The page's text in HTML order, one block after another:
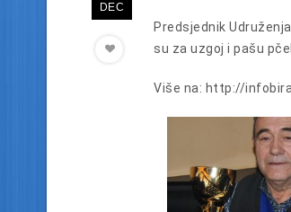
DEC
Predsjednik
su za uzgoj i pašu
Više na: http://